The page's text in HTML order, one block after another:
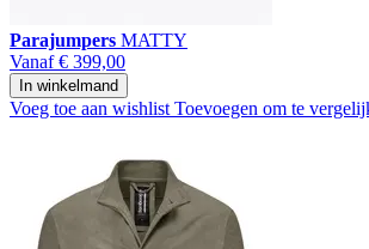
Parajumpers MATTY
Vanaf € 399,00
In winkelmand
Voeg toe aan wishlist Toevoegen om te